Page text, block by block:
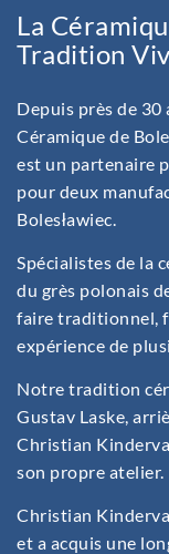
La
Tradition
Depuis près de 30
Céramique de
est un partenaire
pour deux
Bolesławiec.
Spécialistes de la
du grès polonais
faire traditionnel,
expérience de
Notre tradition
Gustav Laske,
Christian
son propre atelier.
Christian
et a acquis une